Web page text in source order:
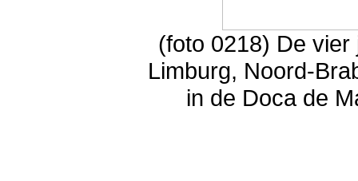
(foto 0218) De
Limburg, Noord-
in de Doca de